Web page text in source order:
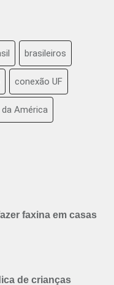
brasileiros
conexão UF
América
faxina em casas
de crianças